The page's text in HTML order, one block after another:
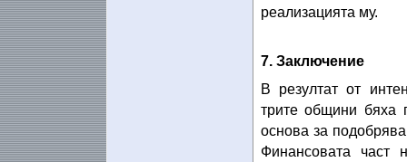
реализацията му.
7. Заключение
В резултат от
трите общини бяха
основа за
Финансовата част